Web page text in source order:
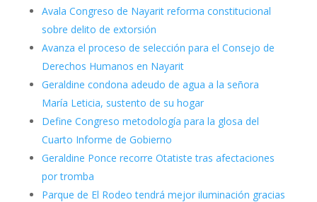
Avala Congreso de Nayarit reforma constitucional
sobre delito de extorsión
Avanza el proceso de selección para el Consejo de
Derechos Humanos en Nayarit
Geraldine condona adeudo de agua a la señora
María Leticia, sustento de su hogar
Define Congreso metodología para la glosa del
Cuarto Informe de Gobierno
Geraldine Ponce recorre Otatiste tras afectaciones
por tromba
Parque de El Rodeo tendrá mejor iluminación gracias